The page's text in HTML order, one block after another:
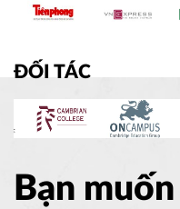
ĐỐI TÁC
Bạn muốn